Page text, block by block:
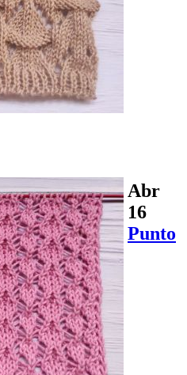
Abr
16
Punto